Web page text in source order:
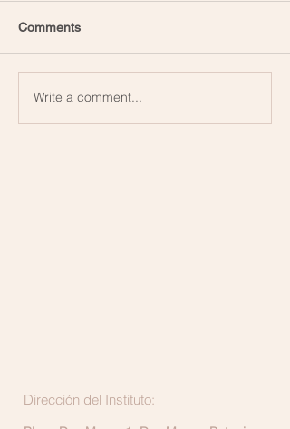
Comments
Write a comment...
Dirección del Instituto: